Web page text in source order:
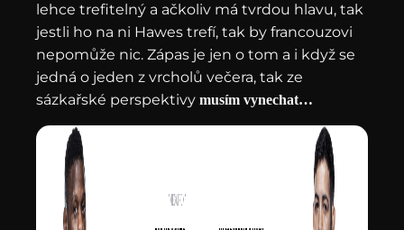
lehce trefitelný a ačkoliv má tvrdou hlavu, tak
jestli ho na ni Hawes trefí, tak by francouzovi
nepomůže nic. Zápas je jen o tom a i když se
jedná o jeden z vrcholů večera, tak ze
sázkařské perspektivy musím vynechat…